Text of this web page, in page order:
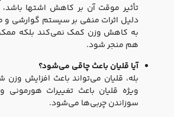
تأثیر موقت آن بر کاهش اشتها باشد،
دلیل اثرات منفی بر سیستم گوارشی و
به کاهش وزن کمک نمی‌کند بلکه
هم منجر شود.
آیا قلیان باعث چاقی می‌شود؟
بله، قلیان می‌تواند باعث افزایش وزن
ویژه قلیان باعث تغییرات هورمونی
سوزاندن چربی‌ها می‌شود.